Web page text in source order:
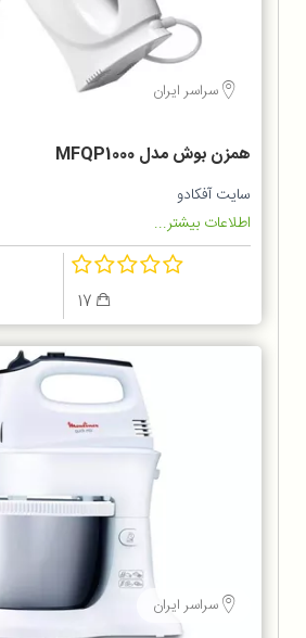
سراسر ایران
همزن بوش مدل MFQP1000
سایت آفکادو
اطلاعات بیشتر...
سراسر ایران